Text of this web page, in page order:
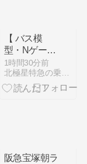
【 バス模
型・Nゲージ
】全国バスコ
レクション、
日本交通を購
1時間30分前
阪急宝塚朝ラ